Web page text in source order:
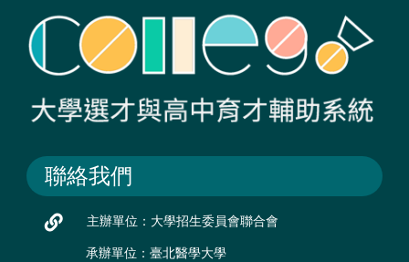
聯絡我們
主辦單位：大學招生委員會聯合會
承辦單位：臺北醫學大學